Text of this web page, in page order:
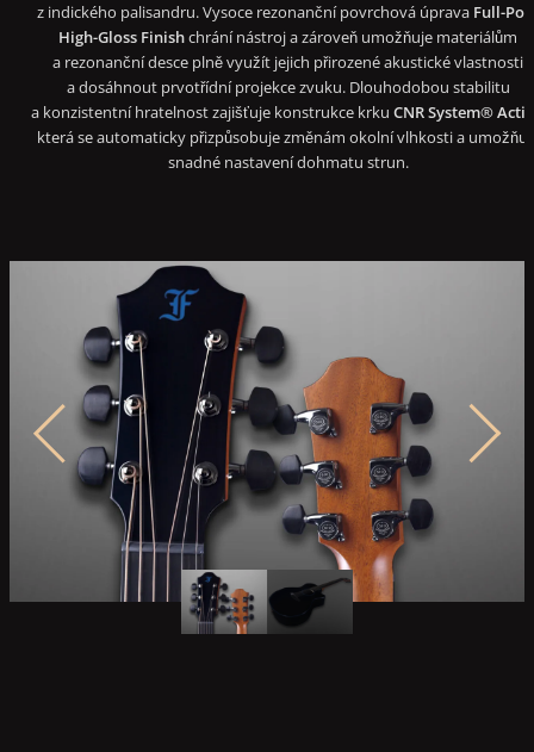
z indického palisandru. Vysoce rezonanční povrchová úprava Full-
High-Gloss Finishchrání nástroj a zároveň umožňuje materiálům
a rezonanční desce plně využít jejich přirozené akustické vlastnosti
a dosáhnout prvotřídní projekce zvuku. Dlouhodobou stabilitu
a konzistentní hratelnost zajišťuje konstrukce krku CNR System®
která se automaticky přizpůsobuje změnám okolní vlhkosti a
snadné nastavení dohmatu strun.